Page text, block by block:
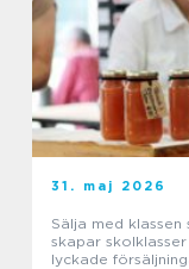
31. maj 2026
Sälja med klassen så
skapar skolklasser
lyckade